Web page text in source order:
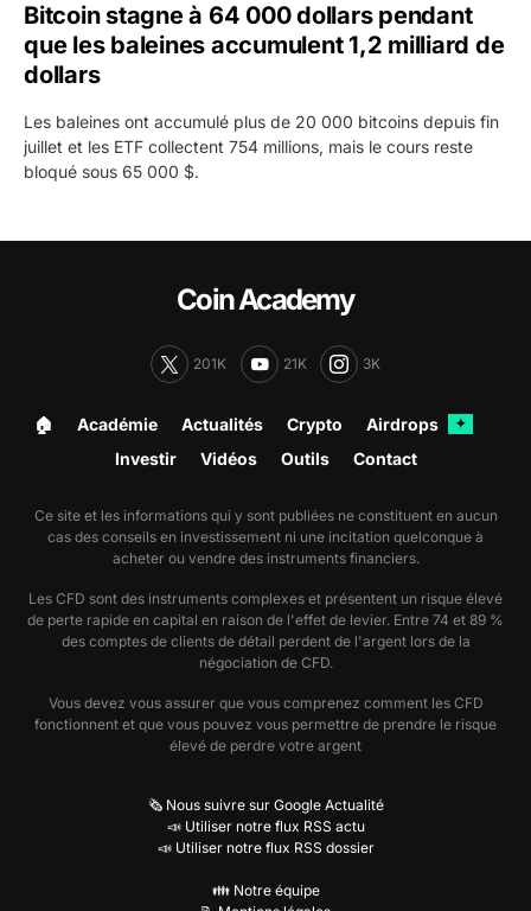
Bitcoin stagne à 64 000 dollars pendant
que les baleines accumulent 1,2 milliard de
dollars
Les baleines ont accumulé plus de 20 000 bitcoins depuis fin
juillet et les ETF collectent 754 millions, mais le cours reste
bloqué sous 65 000 $.
Coin Academy
201K 21K 3K
🏠︎ Académie Actualités Crypto Airdrops ✦
Investir Vidéos Outils Contact
Ce site et les informations qui y sont publiées ne constituent en aucun
cas des conseils en investissement ni une incitation quelconque à
acheter ou vendre des instruments financiers.
Les CFD sont des instruments complexes et présentent un risque élevé
de perte rapide en capital en raison de l'effet de levier. Entre 74 et 89 %
des comptes de clients de détail perdent de l'argent lors de la
négociation de CFD.
Vous devez vous assurer que vous comprenez comment les CFD
fonctionnent et que vous pouvez vous permettre de prendre le risque
élevé de perdre votre argent
🗞️ Nous suivre sur Google Actualité
📣 Utiliser notre flux RSS actu
📣 Utiliser notre flux RSS dossier
👪 Notre équipe